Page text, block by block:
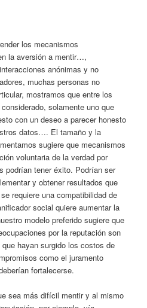
los mecanismos
la aversión a mentir…,
anónimas y no
muchas personas no
mostramos que entre los
solamente uno que
con un deseo a parecer honesto
datos…. El tamaño y la
sugiere que mecanismos
voluntaria de la verdad por
podrían tener éxito. Podrían ser
y obtener resultados que
requiere una compatibilidad de
social quiere aumentar la
modelo preferido sugiere que
por la reputación son
hayan surgido los costos de
como el juramento
fortalecerse.
sea más difícil mentir y al mismo